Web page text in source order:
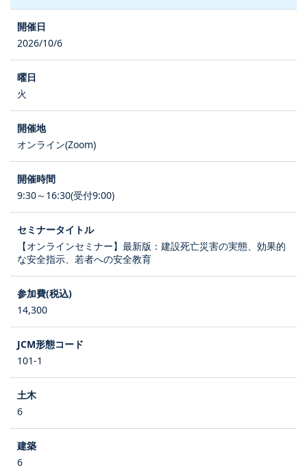
2026/10/6
火
オンライン(Zoom)
9:30～16:30(受付9:00)
【オンラインセミナー】最新版：建設死亡災害の実態、効果的
な安全指示、若者への安全教育
14,300
101-1
6
6